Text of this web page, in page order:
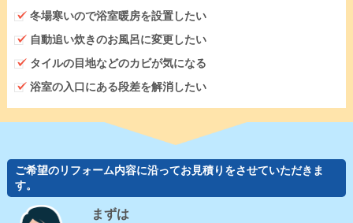
冬場寒いので浴室暖房を設置したい
自動追い炊きのお風呂に変更したい
タイルの目地などのカビが気になる
浴室の入口にある段差を解消したい
ご希望のリフォーム内容に沿ってお見積りをさせていただきま
す。
まずは